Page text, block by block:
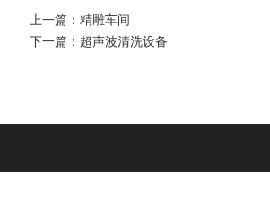
上一篇：精雕车间
下一篇： 超声波清洗设备